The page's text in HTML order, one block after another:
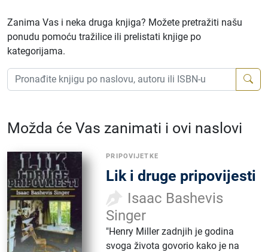
Zanima Vas i neka druga knjiga? Možete pretražiti našu
ponudu pomoću tražilice ili prelistati knjige po
kategorijama.
Možda će Vas zanimati i ovi naslovi
PRIPOVIJETKE
Lik i druge pripovijesti
Isaac Bashevis
Singer
"Henry Miller zadnjih je godina
svoga života govorio kako je na